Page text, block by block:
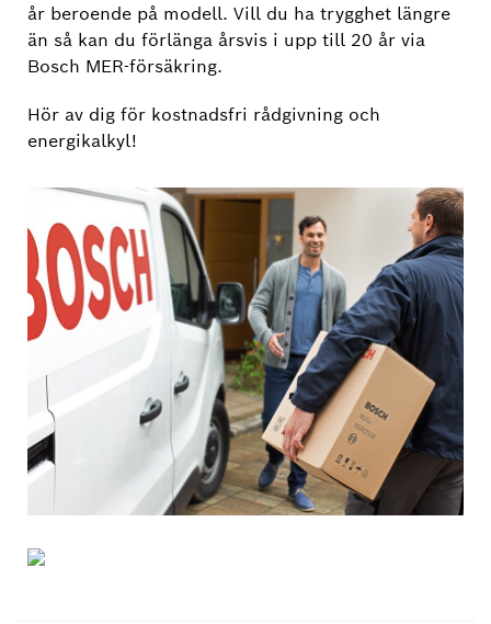
år beroende på modell. Vill du ha trygghet längre
än så kan du förlänga årsvis i upp till 20 år via
Bosch MER-försäkring.
Hör av dig för kostnadsfri rådgivning och
energikalkyl!